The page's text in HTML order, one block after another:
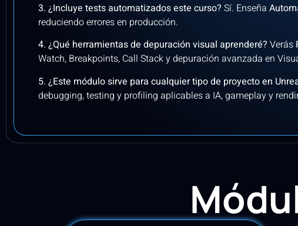
3. ¿Incluye tests automatizados este curso? Sí. Enseña
reduciendo errores en producción.
4. ¿Qué herramientas de depuración visual aprenderé? Verás
Watch, Breakpoints, Call Stack y depuración avanzada en
5. ¿Este módulo sirve para cualquier tipo de proyecto en
debugging, testing y profiling aplicables a IA, gameplay y